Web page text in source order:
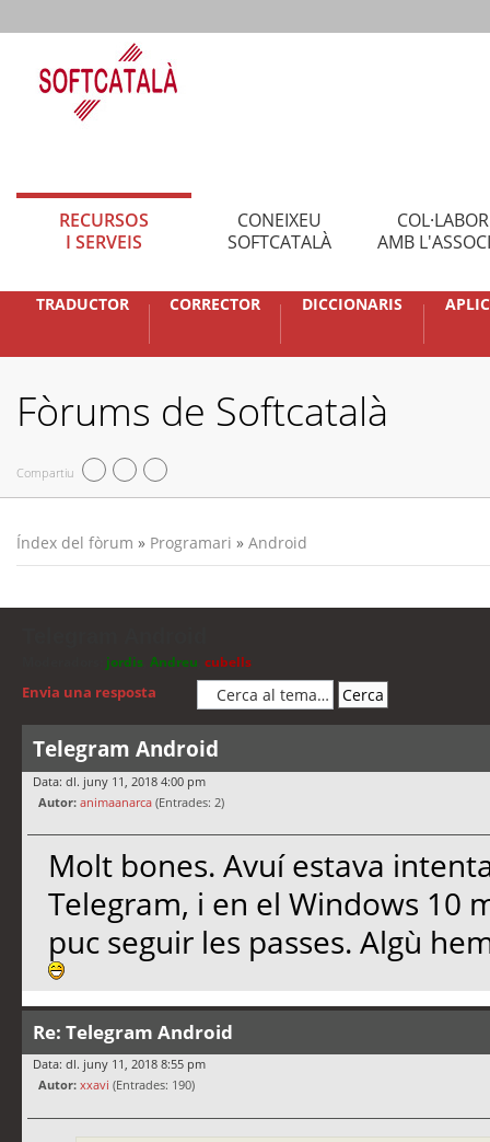
RECURSOS
I SERVEIS
CONEIXEU
SOFTCATALÀ
AMB
TRADUCTOR CORRECTOR DICCIONARIS
Fòrums de Softcatalà
Compartiu
Índex del fòrum » Programari » Android
jordis Andreu cubells
Envia una resposta
Telegram Android
Data: dl. juny 11, 2018 4:00 pm
Autor: animaanarca (Entrades: 2)
Molt bones. Avuí estava
Telegram, i en el Windows 10
puc seguir les passes. Algù
Re: Telegram Android
Data: dl. juny 11, 2018 8:55 pm
Autor: xxavi (Entrades: 190)